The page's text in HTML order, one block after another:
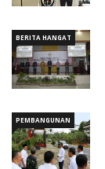
BERITA HANGAT
PEMBANGUNAN